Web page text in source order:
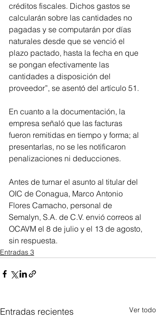
créditos fiscales. Dichos gastos se
calcularán sobre las cantidades no
pagadas y se computarán por días
naturales desde que se venció el
plazo pactado, hasta la fecha en que
se pongan efectivamente las
cantidades a disposición del
proveedor”, se asentó del artículo 51.
En cuanto a la documentación, la
empresa señaló que las facturas
fueron remitidas en tiempo y forma; al
presentarlas, no se les notificaron
penalizaciones ni deducciones.
Antes de turnar el asunto al titular del
OIC de Conagua, Marco Antonio
Flores Camacho, personal de
Semalyn, S.A. de C.V. envió correos al
OCAVM el 8 de julio y el 13 de agosto,
sin respuesta.
Entradas 3
Entradas recientes Ver todo